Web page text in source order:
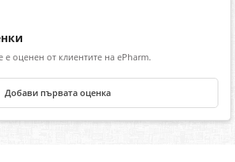
е оценен от клиентите на ePharm.
Добави първата оценка